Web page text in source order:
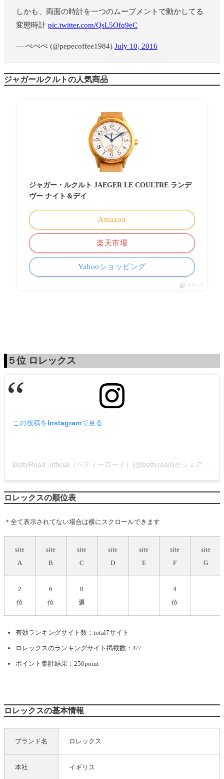
しかも、両面の時計を一つのムーブメントで動かしてる
変態時計 pic.twitter.com/QsL5Ofq9eC
— ぺぺぺ (@pepecoffee1984) July 10, 2016
ジャガールクルトの人気商品
ジャガー・ルクルト JAEGER LE COULTRE ランデ
ヴー ナイト＆デイ
Amazon
楽天市場
Yahooショッピング
ポチップ
５位 ロレックス
この投稿をInstagramで見る
ロレックスの順位表
＊全て表示されてない場合は横にスクロールできます
site
A
site
B
site
C
site
D
site
E
site
F
site
G
2
位
6
位
8
選
4
位
有効ランキングサイト数：total7サイト
ロレックスのランキングサイト掲載数：4/7
ポイント集計結果：250point
ロレックスの基本情報
ブランド名 ロレックス
本社 イギリス